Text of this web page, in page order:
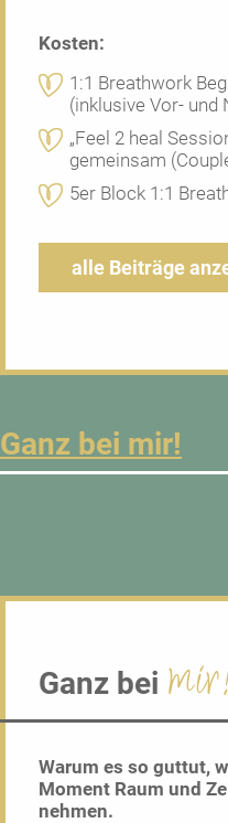
Kosten:
1:1 Breathwork
(inklusive Vor- und
„Feel 2 heal
gemeinsam
5er Block 1:1
alle Beiträge
Ganz bei mir!
Ganz bei
Warum es so guttut,
Moment Raum und
nehmen.